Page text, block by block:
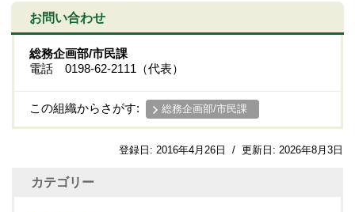
お問い合わせ
総務企画部/市民課
電話 0198-62-2111（代表）
この組織からさがす: 総務企画部/市民課
登録日: 2016年4月26日 / 更新日: 2026年8月3日
カテゴリー